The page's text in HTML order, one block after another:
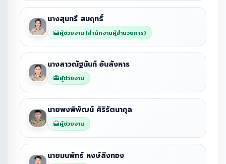
นางสุนทรี สมฤทธิ์
ผู้ช่วยงาน (สำนักงานผู้อำนวยการ)
นางสาวณัฐนันท์ อันสังหาร
ผู้ช่วยงาน
นายพงพิพัฒน์ ศิริรัตนากุล
ผู้ช่วยงาน
นายมนพัทธ์ หงษ์สิงทอง